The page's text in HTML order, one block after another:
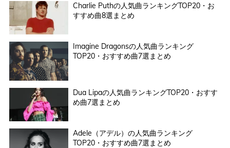
Charlie Puthの人気曲ランキングTOP20・お
すすめ曲8選まとめ
Imagine Dragonsの人気曲ランキング
TOP20・おすすめ曲7選まとめ
Dua Lipaの人気曲ランキングTOP20・おすす
め曲7選まとめ
Adele（アデル）の人気曲ランキング
TOP20・おすすめ曲7選まとめ